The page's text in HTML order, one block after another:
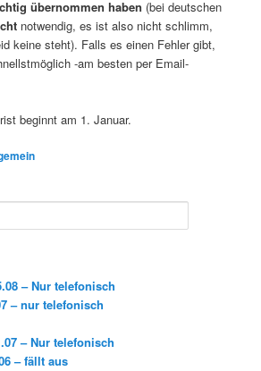
übernommen haben (bei deutschen
notwendig, es ist also nicht schlimm,
keine steht). Falls es einen Fehler gibt,
-am besten per Email-
beginnt am 1. Januar.
– Nur telefonisch
– nur telefonisch
– Nur telefonisch
– fällt aus